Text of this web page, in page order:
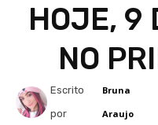
HOJE, 9
NO
Escrito
por
Bruna
Araujo